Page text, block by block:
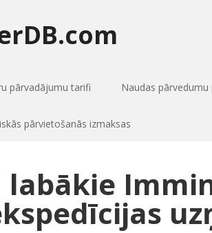
pārvadājumu tarifi Naudas
pārvietošanās izmaksas
labākie